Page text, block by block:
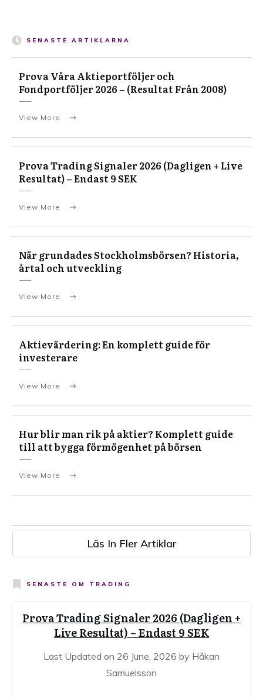
SENASTE ARTIKLARNA
Prova Våra Aktieportföljer och
Fondportföljer 2026 – (Resultat Från 2008)
View More
Prova Trading Signaler 2026 (Dagligen + Live
Resultat) – Endast 9 SEK
View More
När grundades Stockholmsbörsen? Historia,
årtal och utveckling
View More
Aktievärdering: En komplett guide för
investerare
View More
Hur blir man rik på aktier? Komplett guide
till att bygga förmögenhet på börsen
View More
Läs In Fler Artiklar
SENASTE OM TRADING
Prova Trading Signaler 2026 (Dagligen +
Live Resultat) – Endast 9 SEK
Last Updated on 26 June, 2026 by Håkan
Samuelsson